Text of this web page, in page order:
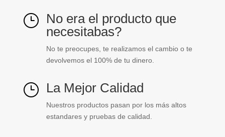
} No era el producto que
necesitabas?
No te preocupes, te realizamos el cambio o te
devolvemos el 100% de tu dinero.
} La Mejor Calidad
Nuestros productos pasan por los más altos
estandares y pruebas de calidad.